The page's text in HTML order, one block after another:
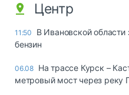
Центр
11:50
В Ивановской
бензин
06.08 На трассе Курск –
метровый мост через реку